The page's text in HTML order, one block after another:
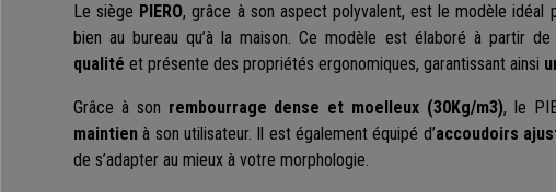
Le siège PIERO, grâce à son aspect polyvalent, est le modèle idéal
bien au bureau qu’à la maison. Ce modèle est élaboré à partir de
qualité et présente des propriétés ergonomiques, garantissant ainsi
Grâce à son rembourrage dense et moelleux (30Kg/m3), le
maintien à son utilisateur. Il est également équipé d’accoudoirs
de s’adapter au mieux à votre morphologie.